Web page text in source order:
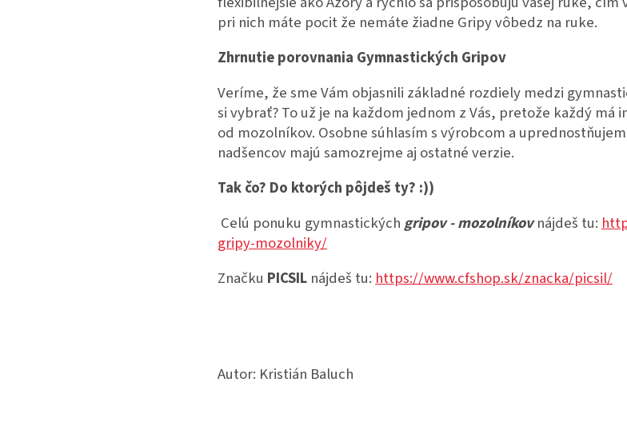
pri nich máte pocit že nemáte žiadne Gripy vôbedz na ruke.
Zhrnutie porovnania Gymnastických Gripov
Veríme, že sme Vám objasnili základné rozdiely medzi
si vybrať? To už je na každom jednom z Vás, pretože každý má
od mozolníkov. Osobne súhlasím s výrobcom a
nadšencov majú samozrejme aj ostatné verzie.
Tak čo? Do ktorých pôjdeš ty? :))
Celú ponuku gymnastickýchgripov - mozolníkovnájdeš tu:
gripy-mozolniky/
Značku PICSIL nájdeš tu: https://www.cfshop.sk/znacka/picsil/
Autor: Kristián Baluch